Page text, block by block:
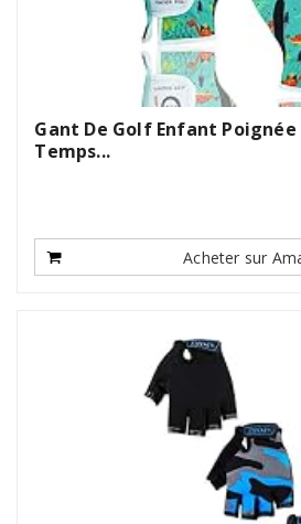
Gant De Golf Enfant Poignée
Temps...
Acheter sur